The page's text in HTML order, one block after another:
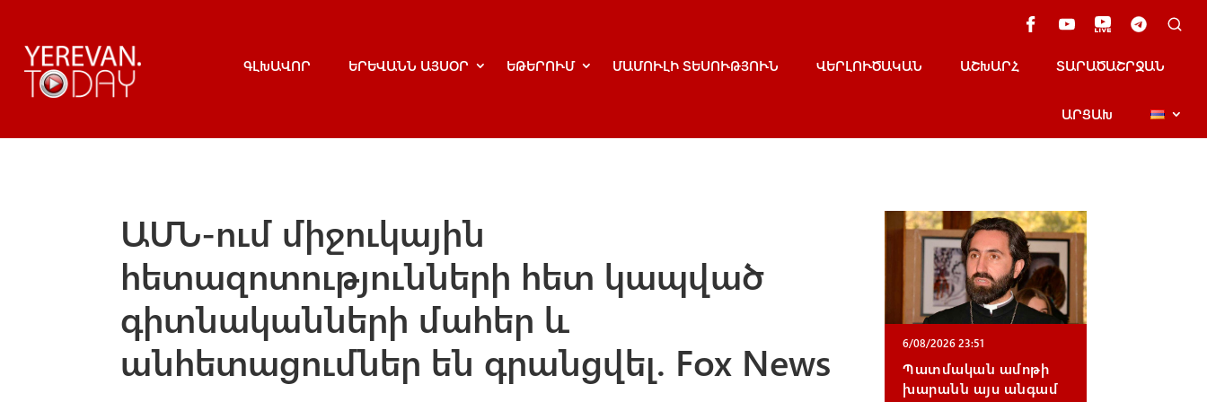
ԳԼԽԱՎՈՐ ԵՐԵՎԱՆՆ ԱՅՍՕՐ ԵԹԵՐՈՒՄ ՄԱՄՈՒԼԻ ՏԵՍՈՒԹՅՈՒՆ ՎԵՐԼՈՒԾԱԿԱՆ ԱՇԽԱՐՀ ՏԱՐԱԾԱՇՐՋԱՆ
ԱՐՑԱԽ
ԱՄՆ-ում միջուկային
հետազոտությունների հետ կապված
գիտնականների մահեր և
անհետացումներ են գրանցվել. Fox News
6/08/2026 23:51
Պատմական ամոթի
խարանն այս անգամ